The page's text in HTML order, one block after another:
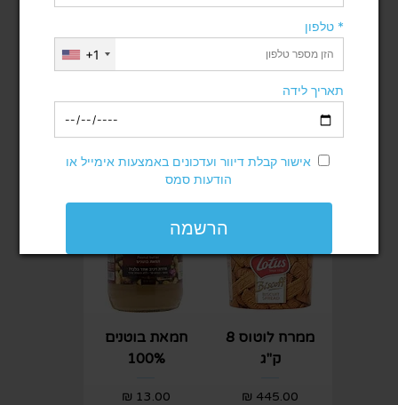
חמאת בוטנים
סקיפי 1.8 ק"ג
מחיר רגיל
הוסף לסל הוסף לסל
ממרח לוטוס 8
ק"ג
מחיר
חמאת בוטנים
100%
מחיר
טלפון *
+1
תאריך לידה
אישור קבלת דיוור ועדכונים באמצעות אימייל או
הודעות סמס
הרשמה